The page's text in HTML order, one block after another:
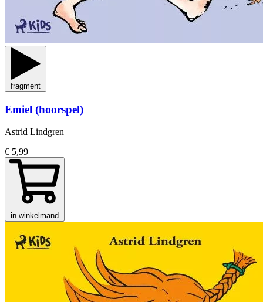
fragment
Emiel (hoorspel)
Astrid Lindgren
€ 5,99
in winkelmand